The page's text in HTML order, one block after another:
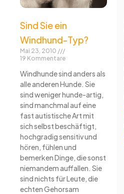
Sind Sie ein
Windhund-Typ?
Mai 23, 2010
19 Kommentare
Windhunde sind anders als
alle anderen Hunde. Sie
sind weniger hunde-artig,
sind manchmal auf eine
fast autistische Art mit
sich selbst beschäftigt,
hochgradig sensitiv und
hören, fühlen und
bemerken Dinge, die sonst
niemandem auffallen. Sie
sind nichts für Leute, die
echten Gehorsam